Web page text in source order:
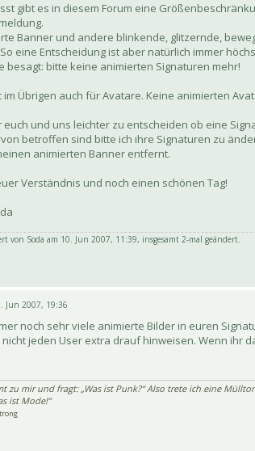
gibt es in diesem Forum eine
Banner und andere blinkende, glitzernde,
eine Entscheidung ist aber natürlich immer
besagt: bitte keine animierten Signaturen mehr!
im Übrigen auch für Avatare. Keine animierten
euch und uns leichter zu entscheiden ob eine
betroffen sind bitte ich ihre Signaturen zu
animierten Banner entfernt.
Verständnis und noch einen schönen Tag!
von Soda am 10. Jun 2007, 11:39, insgesamt 2-mal geändert.
Jun 2007, 19:36
noch sehr viele animierte Bilder in euren
jeden User extra drauf hinweisen. Wenn ihr
zu mir und fragt: „Was ist Punk?“ Also trete ich eine
ist Mode!“